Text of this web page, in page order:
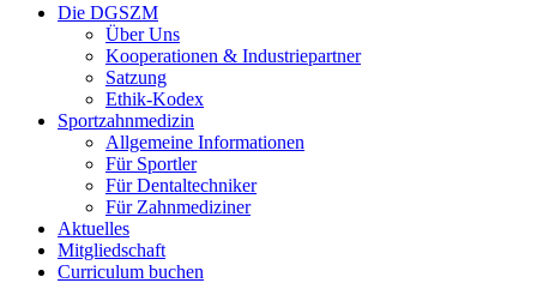
Die DGSZM
Über Uns
Kooperationen & Industriepartner
Satzung
Ethik-Kodex
Sportzahnmedizin
Allgemeine Informationen
Für Sportler
Für Dentaltechniker
Für Zahnmediziner
Aktuelles
Mitgliedschaft
Curriculum buchen